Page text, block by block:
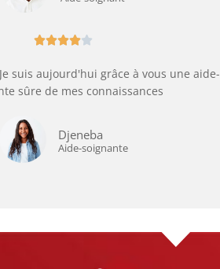

suis aujourd'hui grâce à vous une aide-
sûre de mes connaissances
Djeneba
Aide-soignante